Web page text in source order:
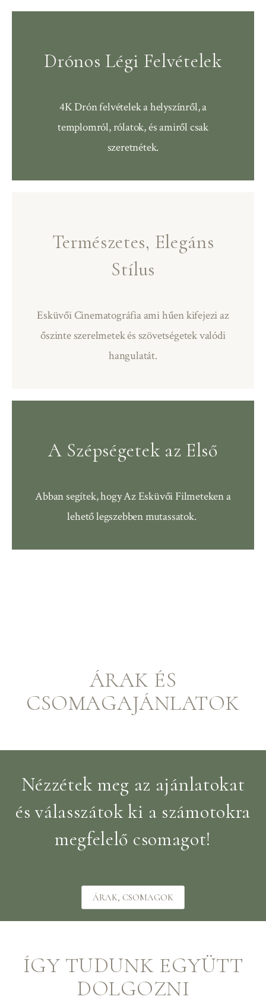
Drónos Légi Felvételek
4K Drón felvételek a helyszínről, a
templomról, rólatok, és amiről csak
szeretnétek.
Természetes, Elegáns
Stílus
Esküvői Cinematográfia ami hűen kifejezi az
őszinte szerelmetek és szövetségetek valódi
hangulatát.
A Szépségetek az Első
Abban segítek, hogyAz Esküvői Filmeteken a
lehető legszebben mutassatok.
ÁRAK ÉS
CSOMAGAJÁNLATOK
Nézzétek meg az ajánlatokat
és válasszátok ki a számotokra
megfelelő csomagot!
ÁRAK, CSOMAGOK
ÍGY TUDUNK EGYÜTT
DOLGOZNI